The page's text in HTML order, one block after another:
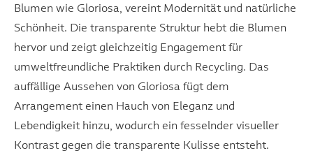
Blumen wie Gloriosa, vereint Modernität und natürliche
Schönheit. Die transparente Struktur hebt die Blumen
hervor und zeigt gleichzeitig Engagement für
umweltfreundliche Praktiken durch Recycling. Das
auffällige Aussehen von Gloriosa fügt dem
Arrangement einen Hauch von Eleganz und
Lebendigkeit hinzu, wodurch ein fesselnder visueller
Kontrast gegen die transparente Kulisse entsteht.